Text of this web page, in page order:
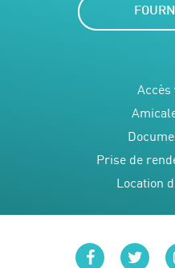
Prise de
Location
facebook